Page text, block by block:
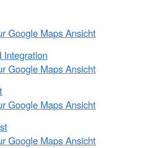
Google Maps Ansicht
Integration
Google Maps Ansicht
Google Maps Ansicht
Google Maps Ansicht